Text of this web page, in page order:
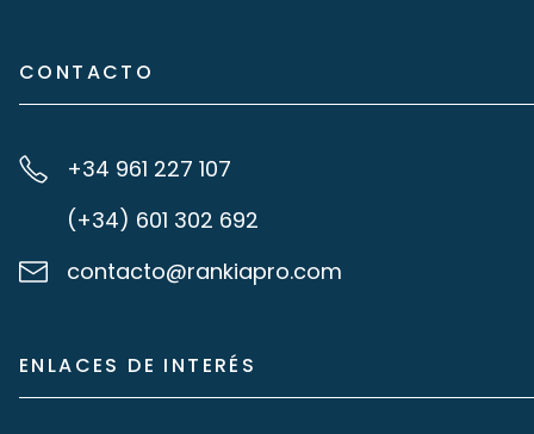
CONTACTO
+34 961 227 107
(+34) 601 302 692
contacto@rankiapro.com
ENLACES DE INTERÉS